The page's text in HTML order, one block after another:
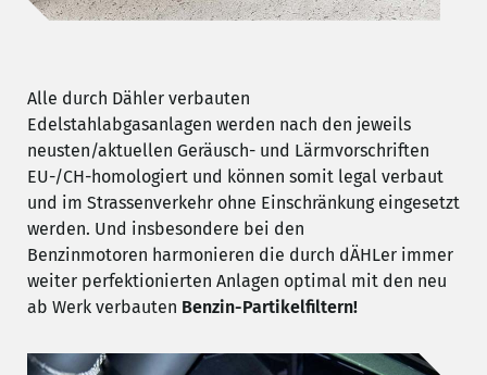
Alle durch Dähler verbauten
Edelstahlabgasanlagen werden nach den jeweils
neusten/aktuellen Geräusch- und Lärmvorschriften
EU-/CH-homologiert und können somit legal verbaut
und im Strassenverkehr ohne Einschränkung eingesetzt
werden. Und insbesondere bei den
Benzinmotoren harmonieren die durch dÄHLer immer
weiter perfektionierten Anlagen optimal mit den neu
ab Werk verbauten Benzin-Partikelfiltern!